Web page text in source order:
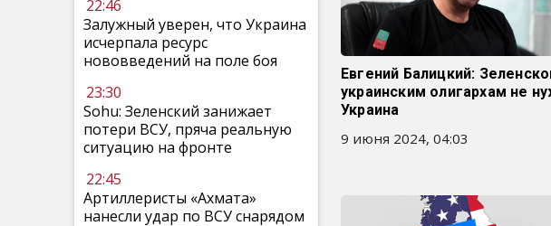
22:46
Залужный уверен, что Украина
исчерпала ресурс
нововведений на поле боя
23:30
Sohu: Зеленский занижает
потери ВСУ, пряча реальную
ситуацию на фронте
22:45
Артиллеристы «Ахмата»
нанесли удар по ВСУ снарядом
Евгений Балицкий:
украинским олигархам не
Украина
9 июня 2024, 04:03